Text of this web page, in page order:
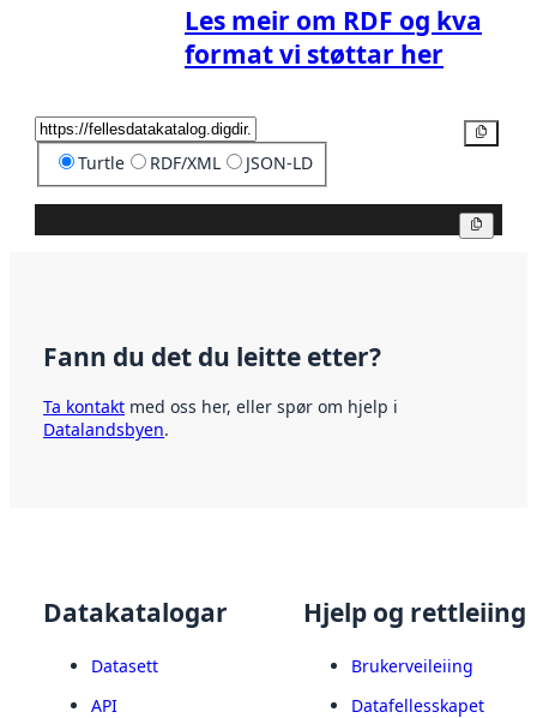
Les meir om RDF og kva
format vi støttar her
Turtle RDF/XML JSON-LD
Fann du det du leitte etter?
Ta kontakt med oss her, eller spør om hjelp i
Datalandsbyen.
Datakatalogar
Datasett
API
Hjelp og rettleiing
Brukerveileiing
Datafellesskapet